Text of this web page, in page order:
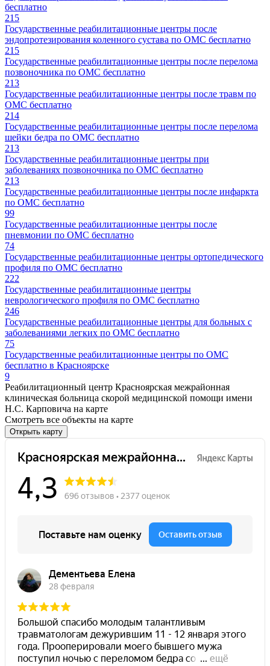
бесплатно
215
Государственные реабилитационные центры после
эндопротезирования коленного сустава по ОМС бесплатно
215
Государственные реабилитационные центры после перелома
позвоночника по ОМС бесплатно
213
Государственные реабилитационные центры после травм по
ОМС бесплатно
214
Государственные реабилитационные центры после перелома
шейки бедра по ОМС бесплатно
213
Государственные реабилитационные центры при
заболеваниях позвоночника по ОМС бесплатно
213
Государственные реабилитационные центры после инфаркта
по ОМС бесплатно
99
Государственные реабилитационные центры после
пневмонии по ОМС бесплатно
74
Государственные реабилитационные центры ортопедического
профиля по ОМС бесплатно
222
Государственные реабилитационные центры
неврологического профиля по ОМС бесплатно
246
Государственные реабилитационные центры для больных с
заболеваниями легких по ОМС бесплатно
75
Государственные реабилитационные центры по ОМС
бесплатно в Красноярске
9
Реабилитационный центр Красноярская межрайонная
клиническая больница скорой медицинской помощи имени
Н.С. Карповича на карте
Смотреть все объекты на карте
Открыть карту